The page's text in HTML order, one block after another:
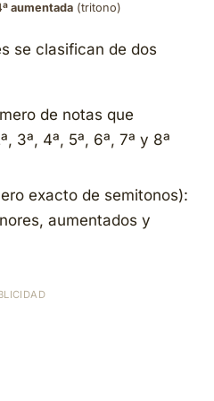
aumentada(tritono)
se clasifican de dos
de notas que
3ª, 4ª, 5ª, 6ª, 7ª y 8ª
exacto de semitonos):
aumentados y